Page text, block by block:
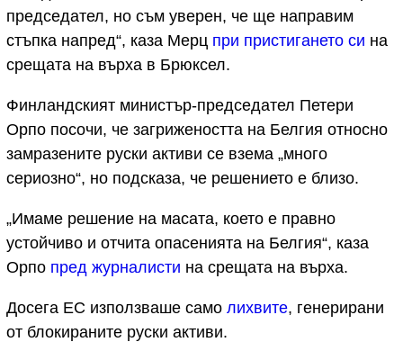
председател, но съм уверен, че ще направим
стъпка напред“, каза Мерц при пристигането си на
срещата на върха в Брюксел.
Финландският министър-председател Петери
Орпо посочи, че загрижеността на Белгия относно
замразените руски активи се взема „много
сериозно“, но подсказа, че решението е близо.
„Имаме решение на масата, което е правно
устойчиво и отчита опасенията на Белгия“, каза
Орпо пред журналисти на срещата на върха.
Досега ЕС използваше само лихвите, генерирани
от блокираните руски активи.